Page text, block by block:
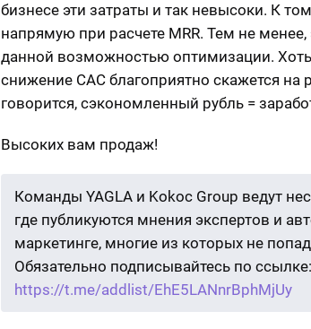
бизнесе эти затраты и так невысоки. К
напрямую при расчете MRR. Тем не менее,
данной возможностью оптимизации.
снижение САС благоприятно скажется на
говорится, сэкономленный рубль =
Высоких вам продаж!
Команды YAGLA и Kokoc Group ведут
где публикуются мнения экспертов и
маркетинге, многие из которых не
Обязательно подписывайтесь по ссылке:
https://t.me/addlist/EhE5LANnrBphMjUy